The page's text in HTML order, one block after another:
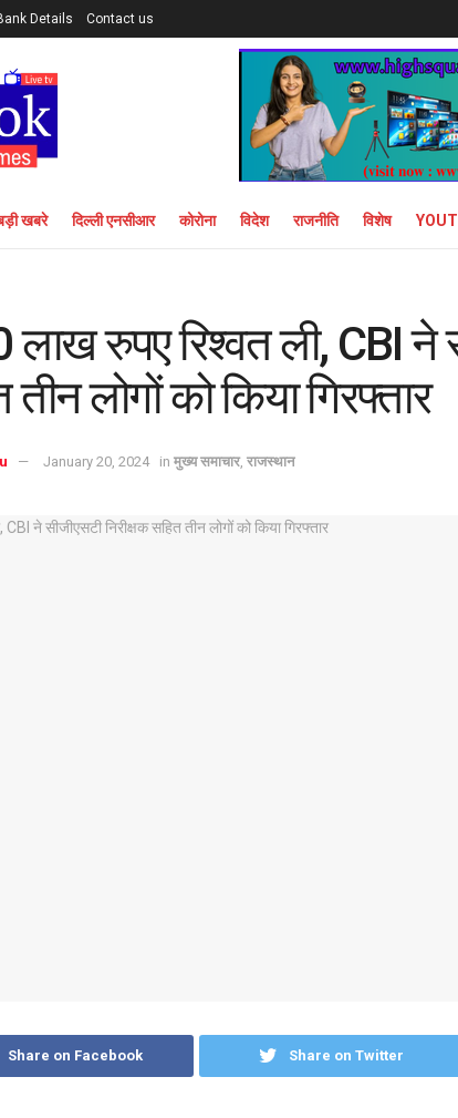
Details Contact us
खबरे दिल्ली एनसीआर कोरोना विदेश राजनीति विशेष
लाख रुपए रिश्वत ली, CBI ने
तीन लोगों को किया गिरफ्तार
January 20, 2024 in मुख्य समाचार, राजस्थान
Share on Facebook Share on Twitter